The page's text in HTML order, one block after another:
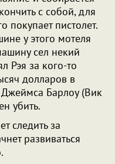
с собой, для
покупает пистолет.
у этого мотеля
сел некий
Рэя за кого-то
долларов в
Джеймса Барлоу (Вик
убить.
следить за
развиваться